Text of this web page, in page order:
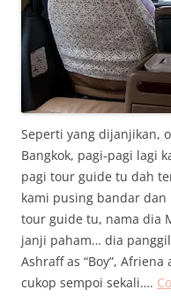
Seperti yang dijanjikan,
Bangkok, pagi-pagi lagi
pagi tour guide tu dah
kami pusing bandar
tour guide tu, nama dia
janji paham… dia panggil
Ashraff as “Boy”, Afriena
cukop sempoi sekali….